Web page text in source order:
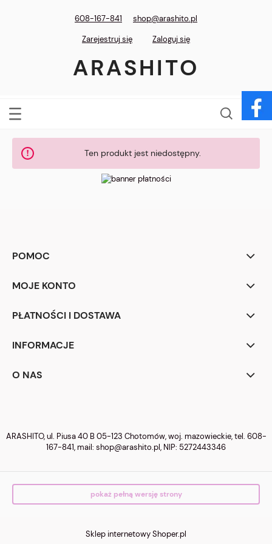
608-167-841
shop@arashito.pl
Zarejestruj się
Zaloguj się
ARASHITO
Ten produkt jest niedostępny.
POMOC
MOJE KONTO
PŁATNOŚCI I DOSTAWA
INFORMACJE
O NAS
ARASHITO, ul. Piusa 40 B 05-123 Chotomów, woj. mazowieckie, tel. 608-
167-841, mail: shop@arashito.pl, NIP: 5272443346
pokaż pełną wersję strony
Sklep internetowy Shoper.pl